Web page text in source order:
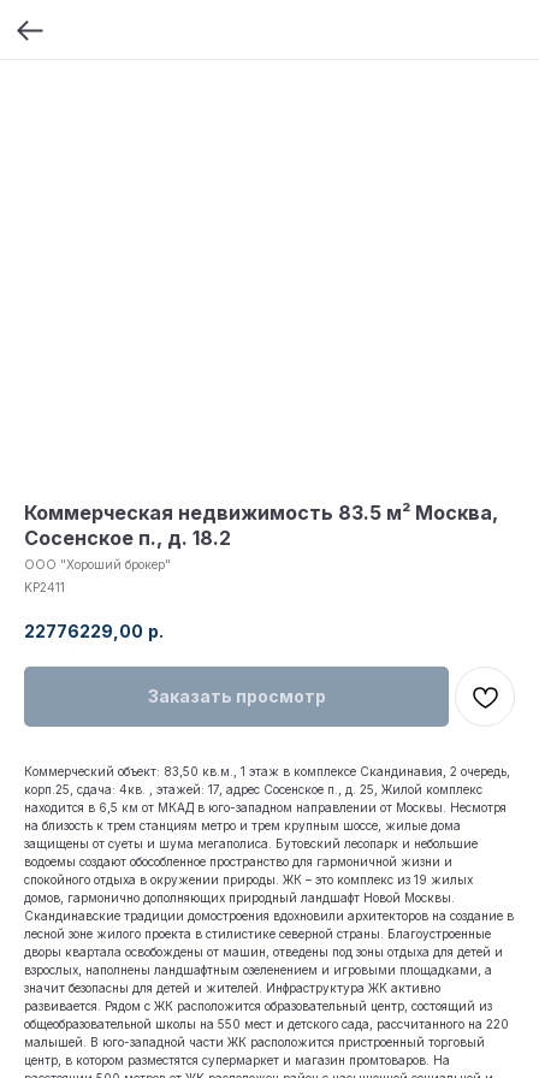
Коммерческая недвижимость 83.5 м² Москва,
Сосенское п., д. 18.2
ООО "Хороший брокер"
KP2411
22776229,00 р.
Заказать просмотр
Коммерческий объект: 83,50 кв.м., 1 этаж в комплексе Скандинавия, 2 очередь,
корп.25, сдача: 4кв. , этажей: 17, адрес Сосенское п., д. 25, Жилой комплекс
находится в 6,5 км от МКАД в юго-западном направлении от Москвы. Несмотря
на близость к трем станциям метро и трем крупным шоссе, жилые дома
защищены от суеты и шума мегаполиса. Бутовский лесопарк и небольшие
водоемы создают обособленное пространство для гармоничной жизни и
спокойного отдыха в окружении природы. ЖК – это комплекс из 19 жилых
домов, гармонично дополняющих природный ландшафт Новой Москвы.
Скандинавские традиции домостроения вдохновили архитекторов на создание в
лесной зоне жилого проекта в стилистике северной страны. Благоустроенные
дворы квартала освобождены от машин, отведены под зоны отдыха для детей и
взрослых, наполнены ландшафтным озеленением и игровыми площадками, а
значит безопасны для детей и жителей. Инфраструктура ЖК активно
развивается. Рядом с ЖК расположится образовательный центр, состоящий из
общеобразовательной школы на 550 мест и детского сада, рассчитанного на 220
малышей. В юго-западной части ЖК расположится пристроенный торговый
центр, в котором разместятся супермаркет и магазин промтоваров. На